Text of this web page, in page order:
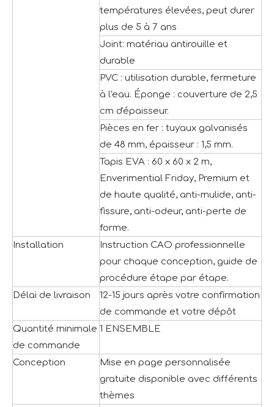
températures élevées, peut durer
plus de 5 à 7 ans
Joint: matériau antirouille et
durable
PVC : utilisation durable, fermeture
à l'eau. Éponge : couverture de 2,5
cm d'épaisseur.
Pièces en fer : tuyaux galvanisés
de 48 mm, épaisseur : 1,5 mm.
Tapis EVA : 60 x 60 x 2 m,
Enverimential Friday, Premium et
de haute qualité, anti-mulide, anti-
fissure, anti-odeur, anti-perte de
forme.
Installation
Instruction CAO professionnelle
pour chaque conception, guide de
procédure étape par étape.
Délai de livraison
12-15 jours après votre confirmation
de commande et votre dépôt
Quantité minimale
de commande
1 ENSEMBLE
Conception
Mise en page personnalisée
gratuite disponible avec différents
thèmes